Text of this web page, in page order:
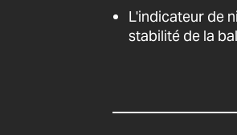
L'indicateur de
stabilité de la